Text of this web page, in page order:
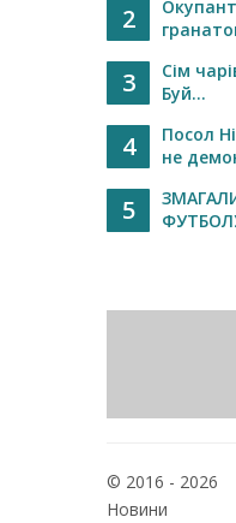
2
3
Сім
Буй...
4
Посол
не
5
© 2016 - 2026
Новини